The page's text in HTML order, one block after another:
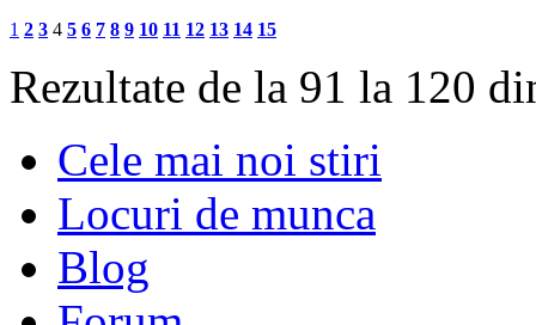
1 2 3 4 5 6 7 8 9 10 11 12 13 14 15
Rezultate de la 91 la 120
Cele mai noi stiri
Locuri de munca
Blog